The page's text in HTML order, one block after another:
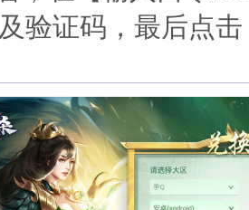
验证码，最后点